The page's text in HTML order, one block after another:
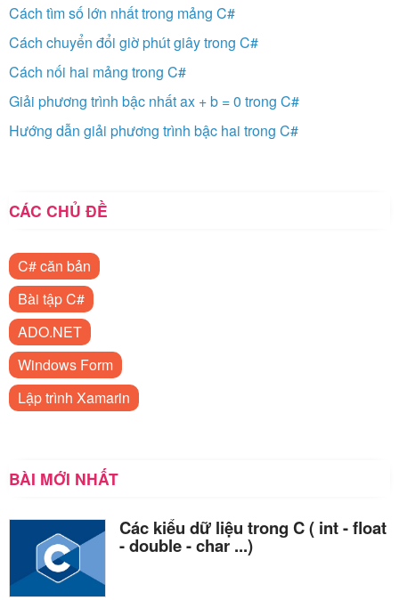
Cách tìm số lớn nhất trong mảng C#
Cách chuyển đổi giờ phút giây trong C#
Cách nối hai mảng trong C#
Giải phương trình bậc nhất ax + b = 0 trong C#
Hướng dẫn giải phương trình bậc hai trong C#
CÁC CHỦ ĐỀ
C# căn bản
Bài tập C#
ADO.NET
Windows Form
Lập trình Xamarin
BÀI MỚI NHẤT
Các kiểu dữ liệu trong C ( int - float
- double - char ...)